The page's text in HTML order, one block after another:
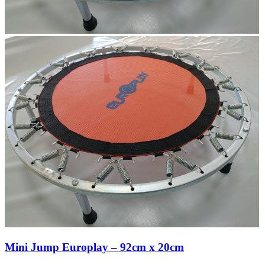
Mini Jump Europlay – 92cm x 20cm